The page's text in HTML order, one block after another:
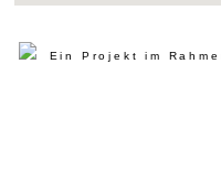
Ein Projekt im